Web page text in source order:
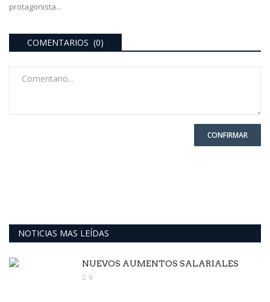
protagonista...
COMENTARIOS (0)
CONFIRMAR
NOTICIAS MAS LEÍDAS
NUEVOS AUMENTOS SALARIALES
0